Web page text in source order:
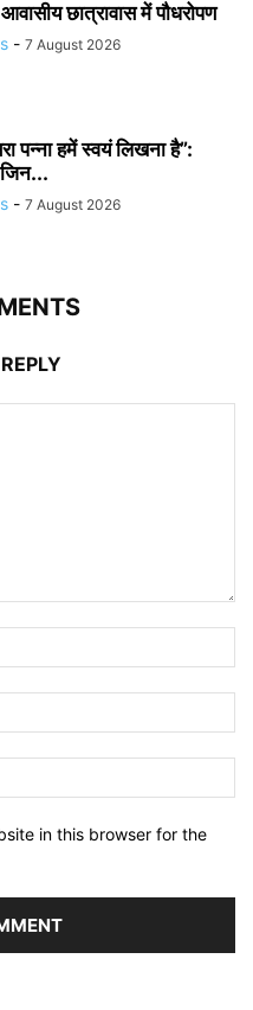
छात्रावास में पौधरोपण
- 7 August 2026
पन्ना हमें स्वयं लिखना है”:
- 7 August 2026
in this browser for the